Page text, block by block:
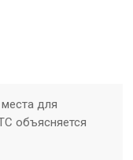
для
объясняется